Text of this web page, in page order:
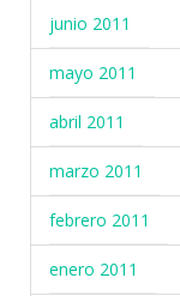
junio 2011
mayo 2011
abril 2011
marzo 2011
febrero 2011
enero 2011